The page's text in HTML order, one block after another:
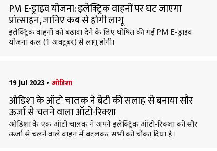
PM E-ड्राइव योजना: इलेक्ट्रिक वाहनों पर घट जाएगा
प्रोत्साहन, जानिए कब से हाेगी लागू
इलेक्ट्रिक वाहनों को बढ़ावा देने के लिए घोषित की गई PM E-ड्राइव
योजना कल (1 अक्टूबर) से लागू होगी।
19 Jul 2023 • ओडिशा
ओडिशा के ऑटो चालक ने बेटी की सलाह से बनाया सौर
ऊर्जा से चलने वाला ऑटो-रिक्शा
ओडिशा के एक ऑटो चालक ने अपने इलेक्ट्रिक ऑटो-रिक्शा को सौर
ऊर्जा से चलने वाले वाहन में बदलकर सभी को चौंका दिया है।